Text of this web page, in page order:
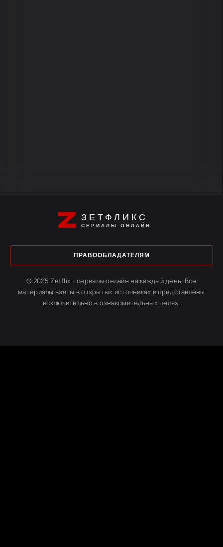
ЗЕТФЛИКС
СЕРИАЛЫ ОНЛАЙН
ПРАВООБЛАДАТЕЛЯМ
© 2025 Zetflix - сериалы онлайн на каждый день. Все
материалы взяты в открытых источниках и представлены
исключительно в ознакомительных целях.